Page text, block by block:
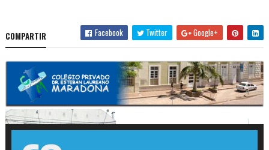
COMPARTIR Facebook Twitter Google+